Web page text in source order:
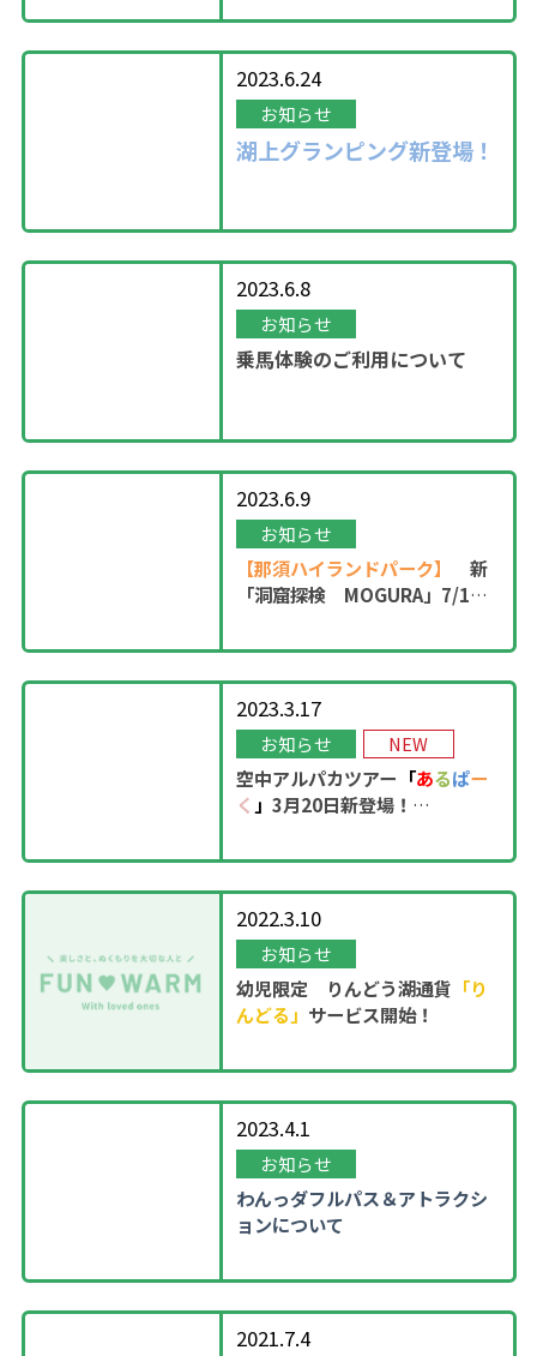
2023.6.24
お知らせ
湖上グランピング新登場！
2023.6.8
お知らせ
乗馬体験のご利用について
2023.6.9
お知らせ
【那須ハイランドパーク】
新
「洞窟探検 MOGURA」7/1
2023.3.17
お知らせ NEW
空中アルパカツアー 「あるぱー
く 」3月20日新登場！
2022.3.10
お知らせ
幼児限定 りんどう湖通貨 「り
んどる」 サービス開始！
2023.4.1
お知らせ
わんっダフルパス＆アトラクシ
ョンについて
2021.7.4